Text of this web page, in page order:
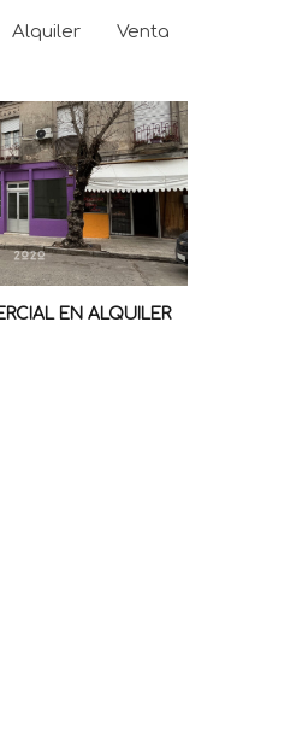
Alquiler Venta
EN ALQUILER